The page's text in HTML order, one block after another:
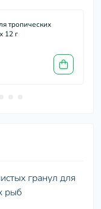
тропических
12 г
гранул для
рыб